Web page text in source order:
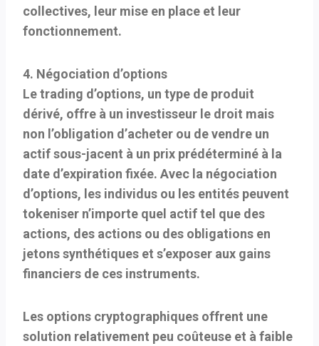
collectives, leur mise en place et leur
fonctionnement.
4. Négociation d’options
Le trading d’options, un type de produit
dérivé, offre à un investisseur le droit mais
non l’obligation d’acheter ou de vendre un
actif sous-jacent à un prix prédéterminé à la
date d’expiration fixée. Avec la négociation
d’options, les individus ou les entités peuvent
tokeniser n’importe quel actif tel que des
actions, des actions ou des obligations en
jetons synthétiques et s’exposer aux gains
financiers de ces instruments.
Les options cryptographiques offrent une
solution relativement peu coûteuse et à faible